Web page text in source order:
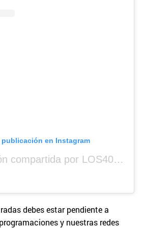
publicación en Instagram
Una publicación compartida por LOS40 Panamá (@los40panama)
debes estar pendiente a
y nuestras redes